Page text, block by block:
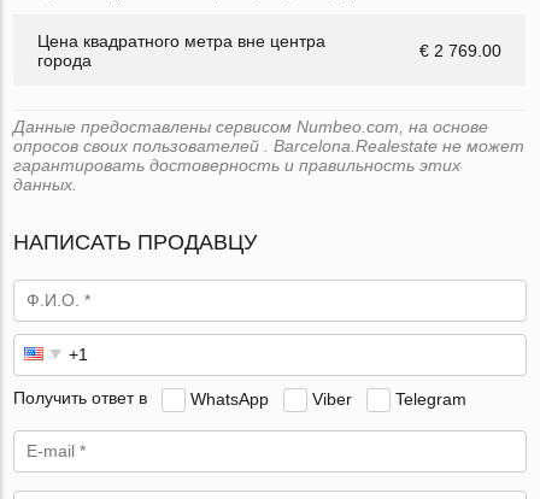
Цена квадратного метра вне центра
города
€ 2 769.00
Данные предоставлены сервисом Numbeo.com, на основе
опросов своих пользователей . Barcelona.Realestate не может
гарантировать достоверность и правильность этих
данных.
НАПИСАТЬ ПРОДАВЦУ
Получить ответ в WhatsApp Viber Telegram